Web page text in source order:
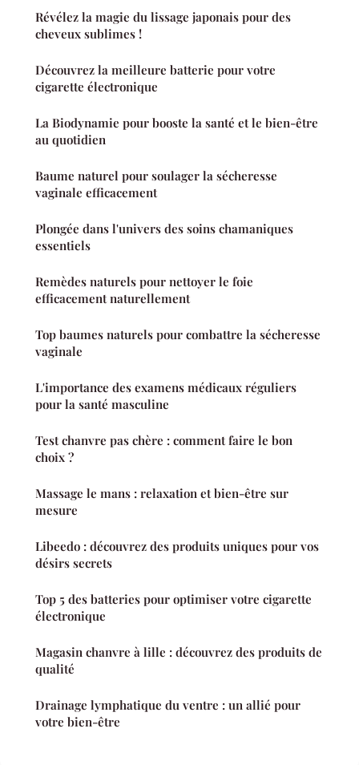
Révélez la magie du lissage japonais pour des
cheveux sublimes !
Découvrez la meilleure batterie pour votre
cigarette électronique
La Biodynamie pour booste la santé et le bien-être
au quotidien
Baume naturel pour soulager la sécheresse
vaginale efficacement
Plongée dans l'univers des soins chamaniques
essentiels
Remèdes naturels pour nettoyer le foie
efficacement naturellement
Top baumes naturels pour combattre la sécheresse
vaginale
L'importance des examens médicaux réguliers
pour la santé masculine
Test chanvre pas chère : comment faire le bon
choix ?
Massage le mans : relaxation et bien-être sur
mesure
Libeedo : découvrez des produits uniques pour vos
désirs secrets
Top 5 des batteries pour optimiser votre cigarette
électronique
Magasin chanvre à lille : découvrez des produits de
qualité
Drainage lymphatique du ventre : un allié pour
votre bien-être